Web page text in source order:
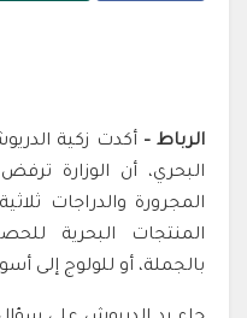
الرباط – أكدت زكية
البحري، أن الوزارة
المجرورة والدراجات
المنتجات البحرية
بالجملة، أو للولوج إلى